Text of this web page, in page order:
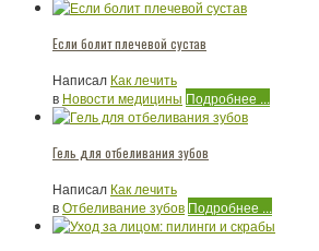
Если болит плечевой сустав
Написал Как лечить
в Новости медицины Подробнее ...
Гель для отбеливания зубов
Написал Как лечить
вОтбеливание зубов Подробнее ...